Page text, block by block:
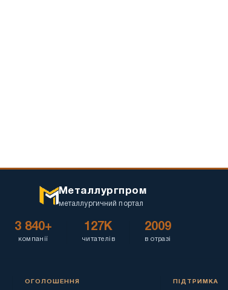
Металлургпром
металлургичний портал
3 840+
компанії
127K
читателів
2009
в отразі
ОГОЛОШЕННЯ ПІДТРИМКА